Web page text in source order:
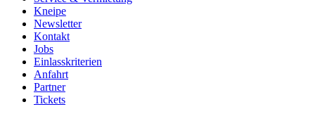
Kneipe
Newsletter
Kontakt
Jobs
Einlasskriterien
Anfahrt
Partner
Tickets